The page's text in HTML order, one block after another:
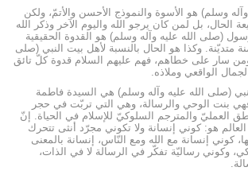
وسلم) هو الأسوة والنموذج الأحسن والأتمّ، ولكن
الحال، بل لمن كان يرجو الله واليوم الآخر وذكر الله
(صلى الله عليه وآله وسلم) هو القدوة الحقيقية
متديّنة. وكذا هو الحال بالنسبة لأهل بيت النبي (صلى
ومن سار على خطاهم، فهم عليهم السلام قدوة كلّ تائق
الواقعي وملاذه.
(صلى الله عليه وآله وسلم) هي السيدة فاطمة
فهي بنت الوحي والرسالة، وهي التي تربّت في حجر
العمليّ والمترجم السلوكيّ للإسلام في الحياة. إنّ
هو: كوني إنسانة ولا تكوني مجرّد أنثى تتحرك
كوني إنسانة مع الله ومع النّاس، إنسانة بالمعنى
وكوني رساليّة تفكّر في الرسالة لا في الذات،